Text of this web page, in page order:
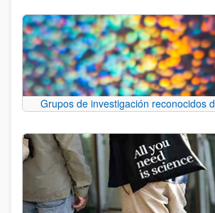
Grupos de investigación reconocidos